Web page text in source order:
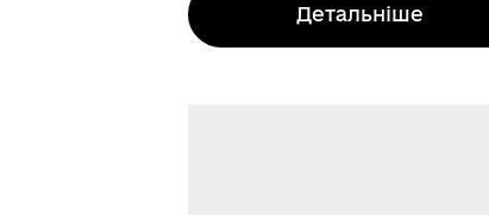
Детальніше